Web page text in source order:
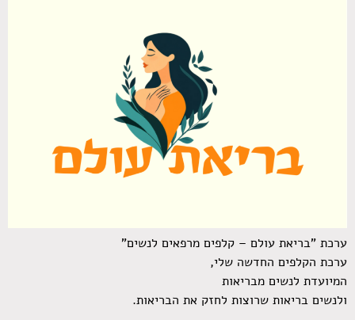
ערכת "בריאת עולם – קלפים מרפאים לנשים"
ערכת הקלפים החדשה שלי,
המיועדת לנשים מבריאות
ולנשים בריאות שרוצות לחזק את הבריאות.